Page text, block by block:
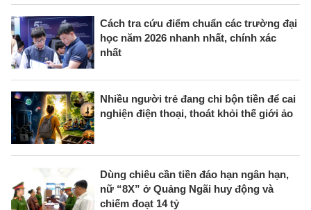
Cách tra cứu điểm chuẩn các trường đại
học năm 2026 nhanh nhất, chính xác
nhất
Nhiều người trẻ đang chi bộn tiền để cai
nghiện điện thoại, thoát khỏi thế giới ảo
Dùng chiêu cần tiền đáo hạn ngân hạn,
nữ “8X” ở Quảng Ngãi huy động và
chiếm đoạt 14 tỷ